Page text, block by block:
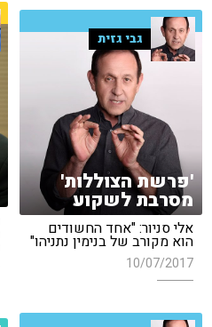
גבי גזית
'פרשת הצוללות'
מסרבת לשקוע
אלי סניור: "אחד החשודים
הוא מקורב של בנימין נתניהו"
10/07/2017